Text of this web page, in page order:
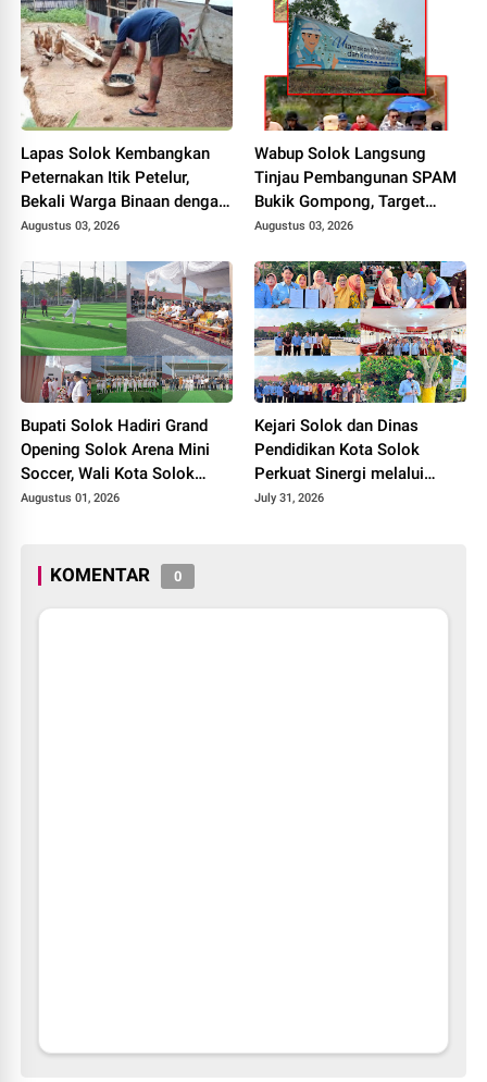
Lapas Solok Kembangkan
Peternakan Itik Petelur,
Bekali Warga Binaan dengan
Keterampilan Produktif.
Augustus 03, 2026
Wabup Solok Langsung
Tinjau Pembangunan SPAM
Bukik Gompong, Target
Rampung Akhir Oktober
Augustus 03, 2026
Bupati Solok Hadiri Grand
Opening Solok Arena Mini
Soccer, Wali Kota Solok
Resmikan Fasilitas Olahraga
Augustus 01, 2026
Kejari Solok dan Dinas
Pendidikan Kota Solok
Perkuat Sinergi melalui
Penandatanganan PKS dan
July 31, 2026
KOMENTAR 0